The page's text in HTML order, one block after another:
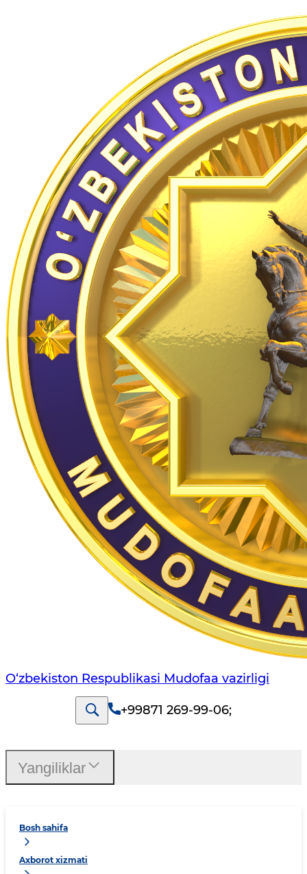
O‘zbekiston Respublikasi Mudofaa vazirligi
+99871 269-99-06;
Bosh sahifa
Axborot xizmati
Yangiliklar